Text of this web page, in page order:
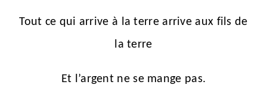
Tout ce qui arrive à la terre arrive aux fils de
la terre
Et l’argent ne se mange pas.